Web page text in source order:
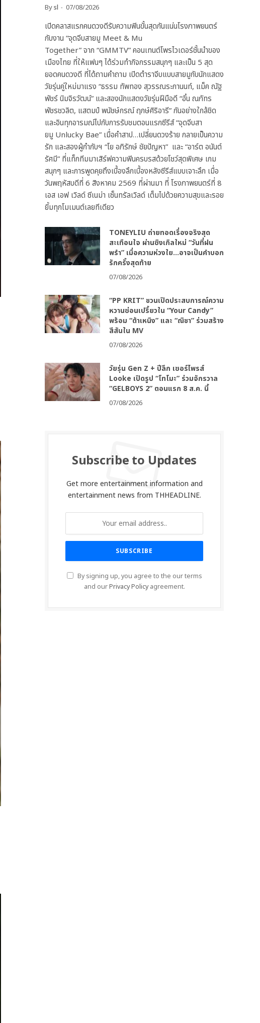
Bysl 07/08/2026
เปิดคลาสแรกคนดวงดีรับความฟินขั้นสุดกันแน่นโรงภาพยนตร์
กับงาน “จุดจีบสายมู Meet & Mu
Together” จาก “GMMTV” คอนเทนต์โพรไวเดอร์ชั้นนำของ
เมืองไทย ที่ให้แฟนๆ ได้ร่วมทำกิจกรรมสนุกๆ และเป็น 5 สุด
ยอดคนดวงดี ที่ได้ถามคำถาม เปิดตำราจีบแบบสายมูกับนักแสดง
วัยรุ่นคู่ใหม่มาแรง “ธรรม ทัพทอง สุวรรณระกานนท์, แม็ค ณัฐ
พัชร์ นิมจิรวัฒน์” และสองนักแสดงวัยรุ่นฝีมือดี “อั๋น ณภัทร
พัชรชวลิต, แสตมป์ พนัชษ์กรณ์ ฤกษ์ศิริอารี” กันอย่างใกล้ชิด
และอินทุกอารมณ์ไปกับการรับชมตอนแรกซีรีส์ “จุดจีบสา
ยมู Unlucky Bae” เมื่อคำสาป…เปลี่ยนดวงร้าย กลายเป็นความ
รัก และสองผู้กำกับฯ “โย อภิรักษ์ ชัยปัญหา” และ “อาร์ต อนันต์
รัศมี” ที่แท็กทีมมาเสิร์ฟความฟินครบรสด้วยโชว์สุดพิเศษ เกม
สนุกๆ และการพูดคุยถึงเบื้องลึกเบื้องหลังซีรีส์แบบเจาะลึก เมื่อ
วันพฤหัสบดีที่ 6 สิงหาคม 2569 ที่ผ่านมา ที่ โรงภาพยนตร์ที่ 8
เอส เอฟ เวิลด์ ซีเนม่า เซ็นทรัลเวิลด์ เต็มไปด้วยความสุขและรอย
ยิ้มทุกโมเมนต์เลยทีเดียว
TONEYLIU ถ่ายทอดเรื่องจริงสุด
สะเทือนใจ ผ่านซิงเกิลใหม่ “วันที่ฝน
พรำ” เมื่อความห่วงใย…อาจเป็นคำบอก
รักครั้งสุดท้าย
07/08/2026
“PP KRIT” ชวนเปิดประสบการณ์ความ
หวานซ่อนเปรี้ยวใน “Your Candy”
พร้อม “ต้าเหนิง” และ “ณิชา” ร่วมสร้าง
สีสันใน MV
07/08/2026
วัยรุ่น Gen Z + ปีลึก เซอร์ไพรส์
Looke เปิดรูป “โทโมะ” ร่วมจักรวาล
“GELBOYS 2” ตอนแรก 8 ส.ค. นี้
07/08/2026
Subscribe to Updates
Get more entertainment information and
entertainment news from THHEADLINE.
By signing up, you agree to the our terms
and ourPrivacy Policyagreement.